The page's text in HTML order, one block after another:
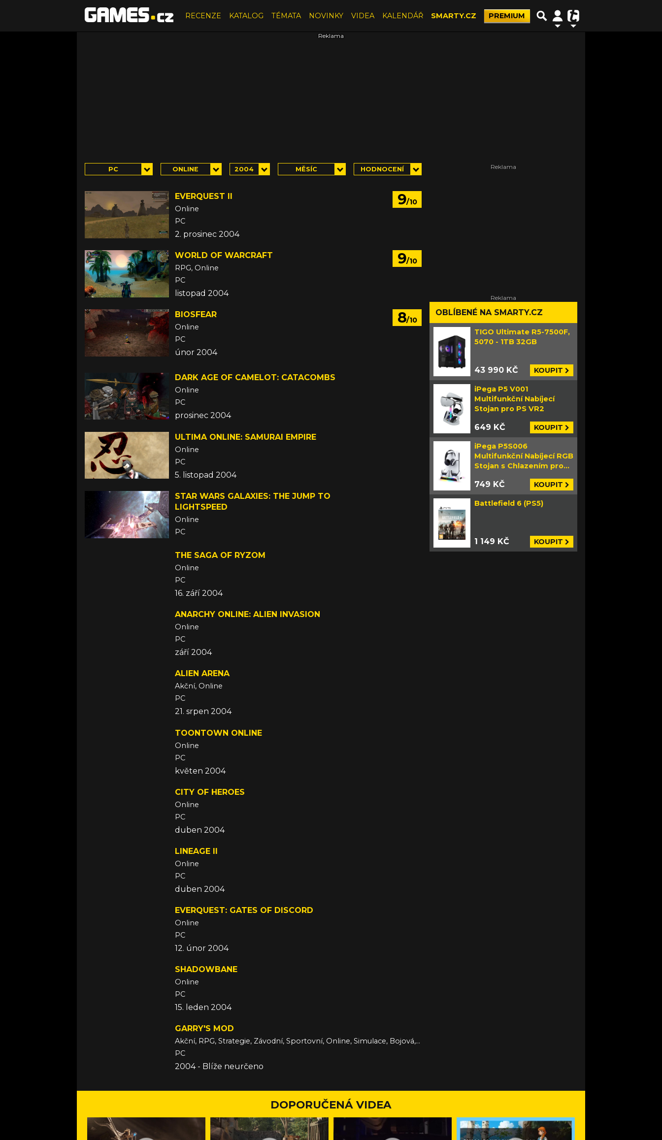
RECENZE KATALOG TÉMATA NOVINKY VIDEA KALENDÁŘ SMARTY.CZ PREMIUM
PC ONLINE 2004 MĚSÍC HODNOCENÍ
9/10
EVERQUEST II
Online
PC
2. prosinec 2004
9/10
WORLD OF WARCRAFT
RPG, Online
PC
listopad 2004
8/10
BIOSFEAR
Online
PC
únor 2004
DARK AGE OF CAMELOT: CATACOMBS
Online
PC
prosinec 2004
ULTIMA ONLINE: SAMURAI EMPIRE
Online
PC
5. listopad 2004
STAR WARS GALAXIES: THE JUMP TO
LIGHTSPEED
Online
PC
THE SAGA OF RYZOM
Online
PC
16. září 2004
ANARCHY ONLINE: ALIEN INVASION
Online
PC
září 2004
ALIEN ARENA
Akční, Online
PC
21. srpen 2004
TOONTOWN ONLINE
Online
PC
květen 2004
CITY OF HEROES
Online
PC
duben 2004
LINEAGE II
Online
PC
duben 2004
EVERQUEST: GATES OF DISCORD
Online
PC
12. únor 2004
SHADOWBANE
Online
PC
15. leden 2004
GARRY'S MOD
Akční, RPG, Strategie, Závodní, Sportovní, Online, Simulace, Bojová, Adventura, Společenská, Logická
PC
2004 - Blíže neurčeno
OBLÍBENÉ NA SMARTY.CZ
TIGO Ultimate R5-7500F,
5070 - 1TB 32GB
43 990 KČ KOUPIT
iPega P5 V001
Multifunkční Nabíjecí
Stojan pro PS VR2
649 KČ KOUPIT
iPega P5S006
Multifunkční Nabíjecí RGB
Stojan s Chlazením pro
749 KČ KOUPIT
Battlefield 6 (PS5)
1 149 KČ KOUPIT
DOPORUČENÁ VIDEA